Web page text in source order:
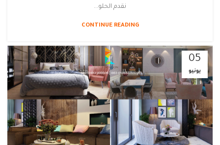
نقدم الحلو...
CONTINUE READING
05
يونيو